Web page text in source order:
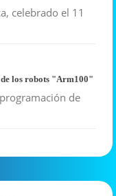
celebrado el 11
los robots "Arm100"
de